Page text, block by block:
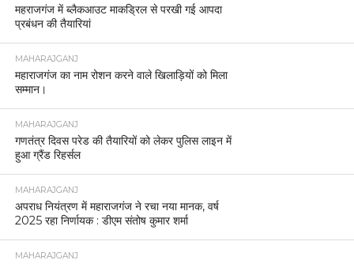
महराजगंज में ब्लैकआउट माकड्रिल से परखी गई आपदा
प्रबंधन की तैयारियां
MAHARAJGANJ
महाराजगंज का नाम रोशन करने वाले खिलाड़ियों को मिला
सम्मान।
MAHARAJGANJ
गणतंत्र दिवस परेड की तैयारियों को लेकर पुलिस लाइन में
हुआ ग्रैंड रिहर्सल
MAHARAJGANJ
अपराध नियंत्रण में महाराजगंज ने रचा नया मानक, वर्ष
2025 रहा निर्णायक : डीएम संतोष कुमार शर्मा
MAHARAJGANJ